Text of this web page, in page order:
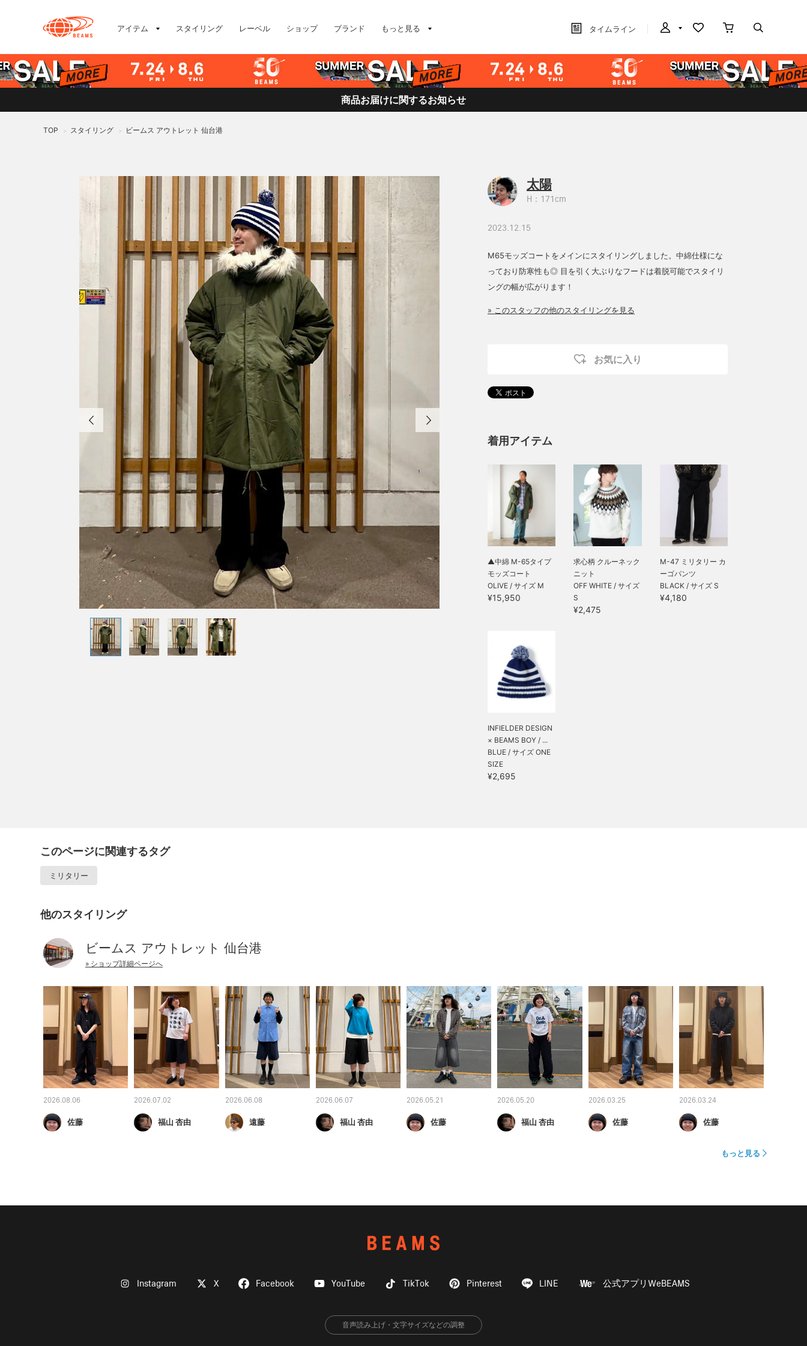
アイテム スタイリング レーベル ショップ ブランド もっと見る タイムライン
商品お届けに関するお知らせ
TOP > スタイリング > ビームス アウトレット 仙台港
太陽
H：171cm
2023.12.15
M65モッズコートをメインにスタイリングしました。中綿仕様にな
っており防寒性も◎ 目を引く大ぶりなフードは着脱可能でスタイリ
ングの幅が広がります！
» このスタッフの他のスタイリングを見る
お気に入り
着用アイテム
▲中綿 M-65タイプ
モッズコート
OLIVE / サイズ M
¥15,950
求心柄 クルーネック
ニット
OFF WHITE / サイズ
S
¥2,475
M-47 ミリタリー カ
ーゴパンツ
BLACK / サイズ S
¥4,180
INFIELDER DESIGN
× BEAMS BOY / ...
BLUE / サイズ ONE
SIZE
¥2,695
このページに関連するタグ
ミリタリー
他のスタイリング
ビームス アウトレット 仙台港
» ショップ詳細ページへ
2026.08.06
佐藤
2026.07.02
福山 杏由
2026.06.08
遠藤
2026.06.07
福山 杏由
2026.05.21
佐藤
2026.05.20
福山 杏由
2026.03.25
佐藤
2026.03.24
佐藤
もっと見る
Instagram X Facebook YouTube TikTok Pinterest LINE 公式アプリWeBEAMS
音声読み上げ・文字サイズなどの調整